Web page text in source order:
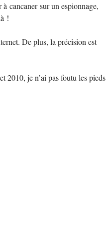
cancaner sur un espionnage,
!
De plus, la précision est
2010, je n’ai pas foutu les pieds